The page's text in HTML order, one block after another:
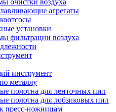
очистки воздуха
агрегаты
установки
фильтрации воздуха
инструмент
металлу
полотна для ленточных пил
полотна для лобзиковых пил
пресс-ножницам